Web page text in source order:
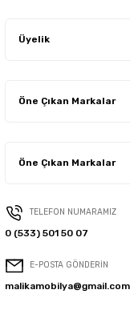
Üyelik
Öne Çıkan Markalar
Öne Çıkan Markalar
TELEFON NUMARAMIZ
0 (533) 501 50 07
E-POSTA GÖNDERİN
malikamobilya@gmail.com